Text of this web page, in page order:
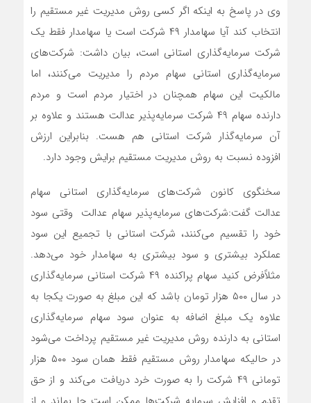
وی در پاسخ به اینکه اگر کسی روش مدیریت غیر مستقیم را
انتخاب کند آیا سهامدار ۴۹ شرکت است یا سهامدار فقط یک
شرکت سرمایه‌گذاری استانی است، بیان داشت: شرکت‌های
سرمایه‌گذاری استانی سهام مردم را مدیریت می‌کنند، اما
مالکیت این سهام همچنان در اختیار مردم است و مردم
دارنده سهام ۴۹ شرکت سرمایه‌پذیر عدالت هستند و علاوه بر
آن سرمایه‌گذار شرکت استانی هم هست. بنابراین ارزش
افزوده نسبت به روش مدیریت مستقیم برایش وجود دارد.
سخنگوی کانون شرکت‌های سرمایه‌گذاری استانی سهام
عدالت گفت:‌شرکت‌های سرمایه‌پذیر سهام عدالت وقتی سود
خود را تقسیم می‌کنند، شرکت استانی با تجمیع این سود
عملکرد بیشتری و سود بیشتری به سهامدار خود می‌دهد.
مثلاً‌فرض کنید سهام پراکنده ۴۹ شرکت استانی سرمایه‌گذاری
در سال ۵۰۰ هزار تومان باشد که این مبلغ به صورت یکجا به
علاوه یک مبلغ اضافه به عنوان سود سهام سرمایه‌گذاری
استانی به دارنده روش مدیریت غیر مستقیم پرداخت می‌شود
در حالیکه سهامدار روش مستقیم فقط همان سود ۵۰۰ هزار
تومانی ۴۹ شرکت را به صورت خرد دریافت می‌کند و از حق